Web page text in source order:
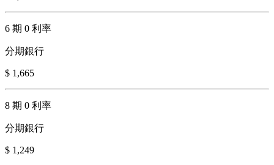
6 期 0 利率
分期銀行
$ 1,665
8 期 0 利率
分期銀行
$ 1,249